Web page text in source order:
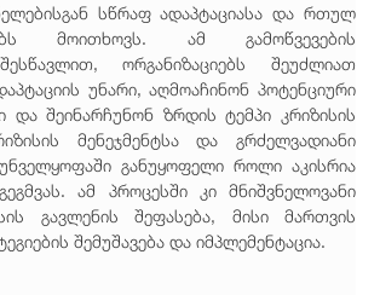
სწრაფ ადაპტაციასა და რთულ
მოითხოვს. ამ გამოწვევების
ორგანიზაციებს შეუძლიათ
უნარი, აღმოაჩინონ პოტენციური
და შეინარჩუნონ ზრდის ტემპი კრიზისის
მენეჯმენტსა და გრძელვადიანი
განუყოფელი როლი აკისრია
ამ პროცესში კი მნიშვნელოვანი
გავლენის შეფასება, მისი მართვის
შემუშავება და იმპლემენტაცია.